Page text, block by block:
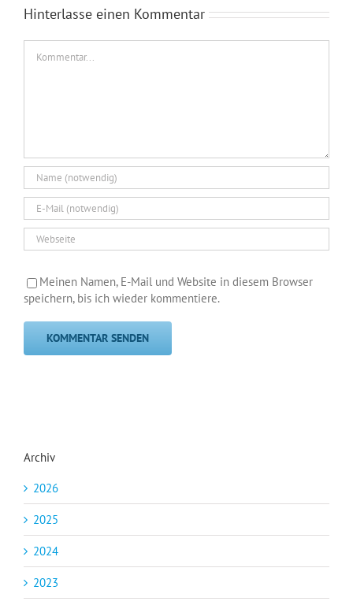
Hinterlasse einen Kommentar
Meinen Namen, E-Mail und Website in diesem Browser
speichern, bis ich wieder kommentiere.
Archiv
2026
2025
2024
2023